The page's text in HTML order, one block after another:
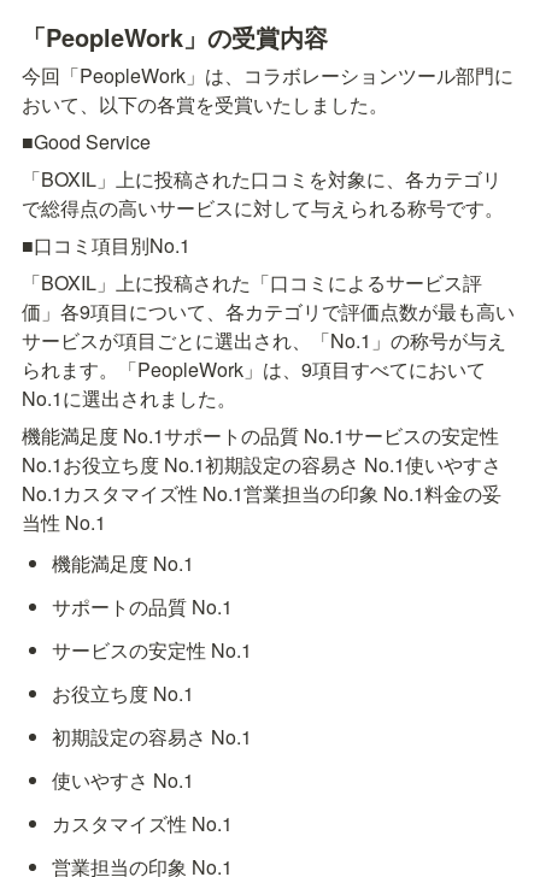
「PeopleWork」の受賞内容
今回「PeopleWork」は、コラボレーションツール部門に
おいて、以下の各賞を受賞いたしました。
■Good Service
「BOXIL」上に投稿された口コミを対象に、各カテゴリ
で総得点の高いサービスに対して与えられる称号です。
■口コミ項目別No.1
「BOXIL」上に投稿された「口コミによるサービス評
価」各9項目について、各カテゴリで評価点数が最も高い
サービスが項目ごとに選出され、「No.1」の称号が与え
られます。「PeopleWork」は、9項目すべてにおいて
No.1に選出されました。
機能満足度 No.1サポートの品質 No.1サービスの安定性
No.1お役立ち度 No.1初期設定の容易さ No.1使いやすさ
No.1カスタマイズ性 No.1営業担当の印象 No.1料金の妥
当性 No.1
機能満足度 No.1
サポートの品質 No.1
サービスの安定性 No.1
お役立ち度 No.1
初期設定の容易さ No.1
使いやすさ No.1
カスタマイズ性 No.1
営業担当の印象 No.1